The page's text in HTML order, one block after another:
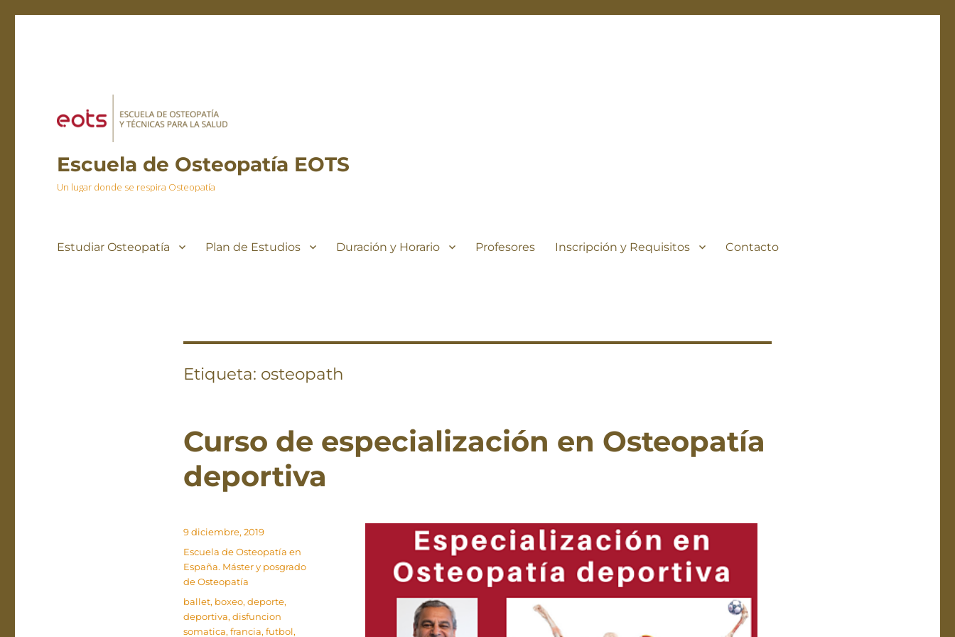
Escuela de Osteopatía EOTS
Un lugar donde se respira Osteopatía
Estudiar Osteopatía Plan de Estudios Duración y Horario Profesores Inscripción y Requisitos Contacto
Etiqueta: osteopath
Curso de especialización en Osteopatía
deportiva
Publicado
el
9 diciembre, 2019
Categorías
Escuela de Osteopatía en
España. Máster y posgrado
de Osteopatía
Etiquetas
ballet, boxeo, deporte,
deportiva, disfuncion
somatica, francia, futbol,